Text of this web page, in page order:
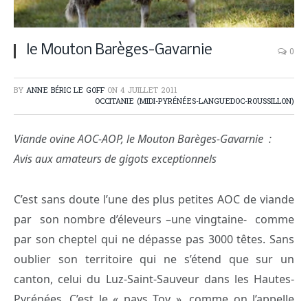
le Mouton Barèges-Gavarnie 0
BY ANNE BÉRIC LE GOFF ON 4 JUILLET 2011
OCCITANIE (MIDI-PYRÉNÉES-LANGUEDOC-ROUSSILLON)
Viande ovine AOC-AOP, le Mouton Barèges-Gavarnie :
Avis aux amateurs de gigots exceptionnels
C’est sans doute l’une des plus petites AOC de viande
par son nombre d’éleveurs –une vingtaine- comme
par son cheptel qui ne dépasse pas 3000 têtes. Sans
oublier son territoire qui ne s’étend que sur un
canton, celui du Luz-Saint-Sauveur dans les Hautes-